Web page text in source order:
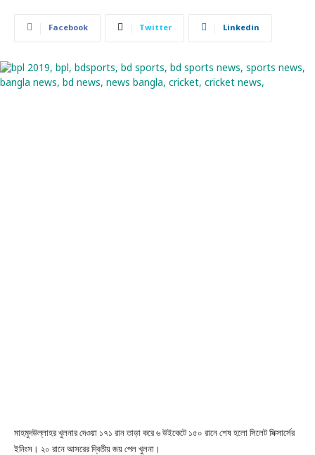
Facebook Twitter Linkedin
মাহমুদউল্লাহর খুলনার দেওয়া ১৭১ রান তাড়া করে ৬ উইকেটে ১৫০ রানে শেষ হলো সিলেট সিক্সার্সের
ইনিংস। ২০ রানে আসরের দ্বিতীয় জয় পেল খুলনা।